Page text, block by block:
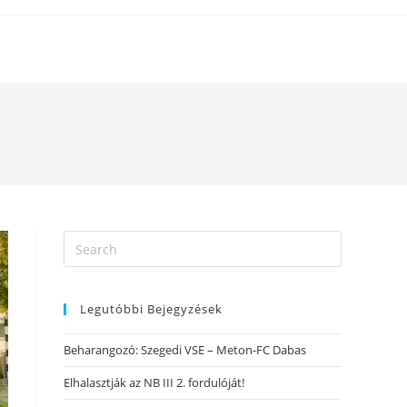
Legutóbbi Bejegyzések
Beharangozó: Szegedi VSE – Meton-FC Dabas
Elhalasztják az NB III 2. fordulóját!